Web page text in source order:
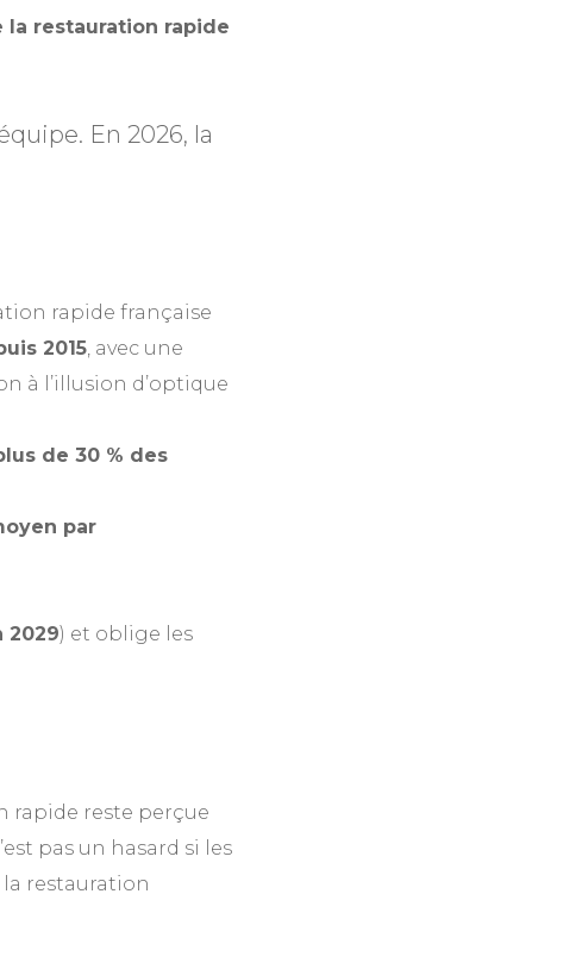
la restauration rapide
En 2026, la
rapide française
2015, avec une
à l’illusion d’optique
de 30 % des
par
2029) et oblige les
rapide reste perçue
pas un hasard si les
restauration